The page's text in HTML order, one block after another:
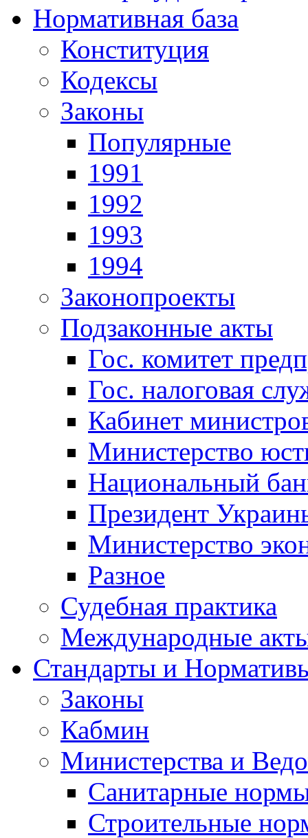
Нормативная база
Конституция
Кодексы
Законы
Популярные
1991
1992
1993
1994
Законопроекты
Подзаконные акты
Гос. комитет
Гос. налоговая
Кабинет
Министерство
Национальный
Президент
Министерство
Разное
Судебная практика
Международные
Стандарты и
Законы
Кабмин
Министерства и
Санитарные
Строительные